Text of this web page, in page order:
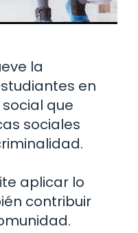
la
en
que
sociales
aplicar lo
contribuir